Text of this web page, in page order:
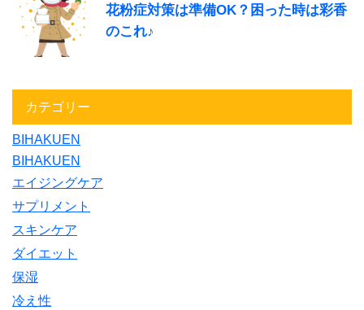
花粉症対策は準備OK？困った時は彩香
のこれ♪
カテゴリー
BIHAKUEN
BIHAKUEN
エイジングケア
サプリメント
スキンケア
ダイエット
保湿
冷え性